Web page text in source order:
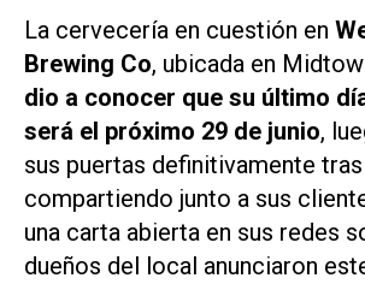
La cervecería en cuestión en
Brewing Co, ubicada en
dio a conocer que su último
será el próximo 29 de junio,
sus puertas definitivamente
compartiendo junto a sus
una carta abierta en sus redes
dueños del local anunciaron